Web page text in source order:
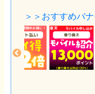
＞＞おすすめバ